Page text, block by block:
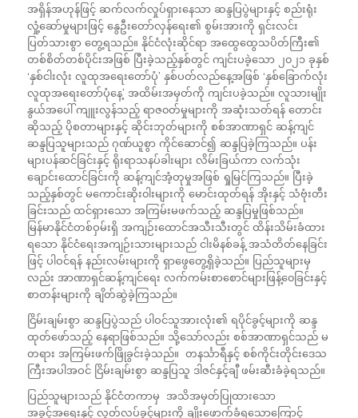
အရှိန်အဟုန်ဖြင့် ဆက်လက်လှုပ်ရှားနေသာ ဆန္ဒပြပွဲများနှင့် စည်းရုံး
လှုံ့ဆော်မှုများဖြင့် နွေဦးတော်လှန်ရေး၏ စွမ်းအားကို ရှင်းလင်း
ပြတ်သားစွာ တွေ့ရသည်။ နိုင်ငံလုံးဆိုင်ရာ အထွေထွေသပိတ်ကြီး၏
တစ်စိတ်တစ်ပိုင်းအဖြစ် ပြီးခဲ့သည့်နှစ်တွင် ကျင်းပခဲ့သော ၂၀၂၁ ခုနှစ်
‘နှစ်ငါးလုံး လူထုအရေးတော်ပုံ’ နှစ်ပတ်လည်နေ့အဖြစ် ‘နှစ်ခြောက်လုံး
လူထုအရေးတော်ပုံနေ့’ အထိမ်းအမှတ်ကို ကျင်းပခဲ့သည်။ လူသားမျိုး
နွယ်အပေါ် ကျူးလွန်သည့် ရာဇ၀တ်မှုများကို အဆုံးသတ်ရန် တောင်း
ဆိုသည့် ပိုစတာများနှင့် ဆိုင်းဘုတ်များကို စစ်အာဏာရှင် ဆန့်ကျင်
ဆန္ဒပြသူများသည် ဂုဏ်ယူစွာ ကိုင်ဆောင်၍ ဆန္ဒပြခဲ့ကြသည်။ ပန်း
များပန်ဆင်ခြင်းနှင့် ရိုးရာသနပ်ခါးများ လိမ်းခြယ်ကာ လက်သုံး
ချောင်းထောင်ခြင်းကို ဆန့်ကျင်အံ့တုမှုအဖြစ် ရှုမြင်ကြသည်။ ပြီးခဲ့
သည့်နှစ်တွင် မကောင်းဆိုး၀ါးများကို မောင်းထုတ်ရန် အိုးနှင့် သံဗုံးတီး
ခြင်းသည် ထင်ရှားသော အကြမ်းမဖက်သည့် ဆန္ဒပြမှုဖြစ်သည်။
မြန်မာနိုင်ငံတစ်ဝှမ်းရှိ အကျဉ်းထောင်အသီးသီးတွင် ထိန်းသိမ်းခံထား
ရသော နိုင်ငံရေးအကျဉ်းသားများသည် ငါးမိနစ်ခန့် အသံတိတ်နေခြင်း
ဖြင့် ပါဝင်ရန် နည်းလမ်းများကို ရှာဖွေတွေ့ရှိခဲ့သည်။ ပြည်သူများမှ
လည်း အာဏာရှင်ဆန့်ကျင်ရေး လက်ကမ်းစာစောင်များဖြန့်၀ေခြင်းနှင့်
စာတန်းများကို ချိတ်ဆွဲခဲ့ကြသည်။
ငြိမ်းချမ်းစွာ ဆန္ဒပြပွဲသည် ပါဝင်သူအားလုံး၏ ရပိုင်ခွင့်များကို ဆန္ဒ
ထုတ်ဖော်သည့် နေရာဖြစ်သည်။ သို့သော်လည်း စစ်အာဏာရှင်သည် မ
တရား အကြမ်းဖက်ဖြိုခွင်းခဲ့သည်။ တနင်္သာရီနှင့် စစ်ကိုင်းတိုင်းဒေသ
ကြီးအပါအဝင် ငြိမ်းချမ်းစွာ ဆန္ဒပြသူ ဒါဇင်နှင့်ချီ ဖမ်းဆီးခံခဲ့ရသည်။
ပြည်သူများသည် နိုင်ငံတကာမှ အသိအမှတ်ပြုထားသော
အခွင့်အရေးနှင့် လွတ်လပ်ခွင့်များကို ချိုးဖောက်ခံရသောကြောင့်